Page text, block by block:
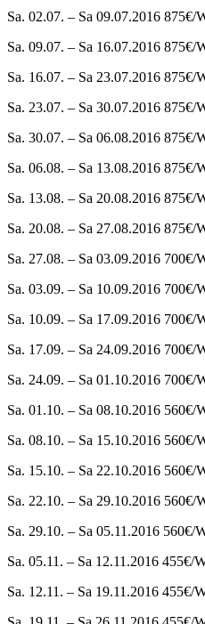
Sa. 02.07. – Sa 09.07.2016 875€/
Sa. 09.07. – Sa 16.07.2016 875€/
Sa. 16.07. – Sa 23.07.2016 875€/
Sa. 23.07. – Sa 30.07.2016 875€/
Sa. 30.07. – Sa 06.08.2016 875€/
Sa. 06.08. – Sa 13.08.2016 875€/
Sa. 13.08. – Sa 20.08.2016 875€/
Sa. 20.08. – Sa 27.08.2016 875€/
Sa. 27.08. – Sa 03.09.2016 700€/
Sa. 03.09. – Sa 10.09.2016 700€/
Sa. 10.09. – Sa 17.09.2016 700€/
Sa. 17.09. – Sa 24.09.2016 700€/
Sa. 24.09. – Sa 01.10.2016 700€/
Sa. 01.10. – Sa 08.10.2016 560€/
Sa. 08.10. – Sa 15.10.2016 560€/
Sa. 15.10. – Sa 22.10.2016 560€/
Sa. 22.10. – Sa 29.10.2016 560€/
Sa. 29.10. – Sa 05.11.2016 560€/
Sa. 05.11. – Sa 12.11.2016 455€/
Sa. 12.11. – Sa 19.11.2016 455€/